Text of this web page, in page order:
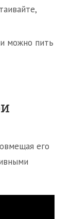
можно пить
его